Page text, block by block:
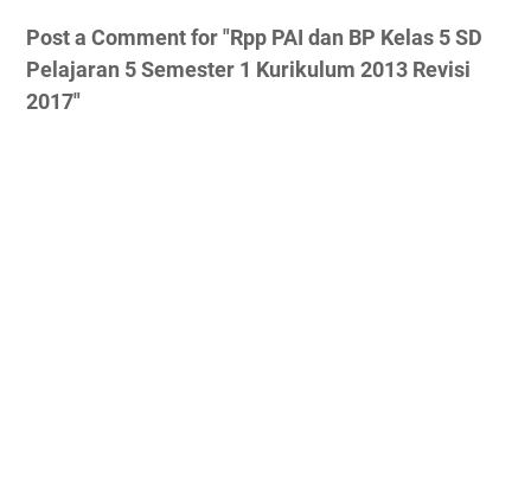
Post a Comment for "Rpp PAI dan BP Kelas 5 SD
Pelajaran 5 Semester 1 Kurikulum 2013 Revisi
2017"